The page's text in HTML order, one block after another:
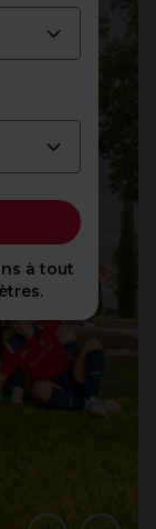
à tout